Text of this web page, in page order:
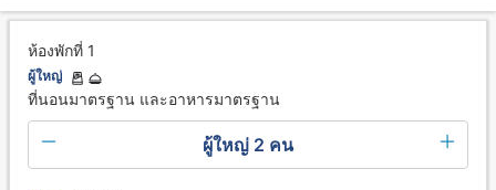
ห้องพักที่ 1
ผู้ใหญ่
ที่นอนมาตรฐาน และอาหารมาตรฐาน
ผู้ใหญ่ 2 คน